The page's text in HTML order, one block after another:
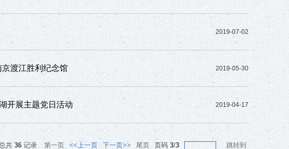
2019-07-02
渡江胜利纪念馆 2019-05-30
开展主题党日活动 2019-04-17
共 36 记录 第一页 <<上一页 下一页>> 尾页 页码 3/3 跳转到